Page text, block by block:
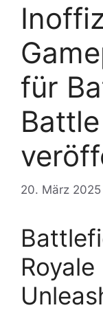
für
20. März 2025